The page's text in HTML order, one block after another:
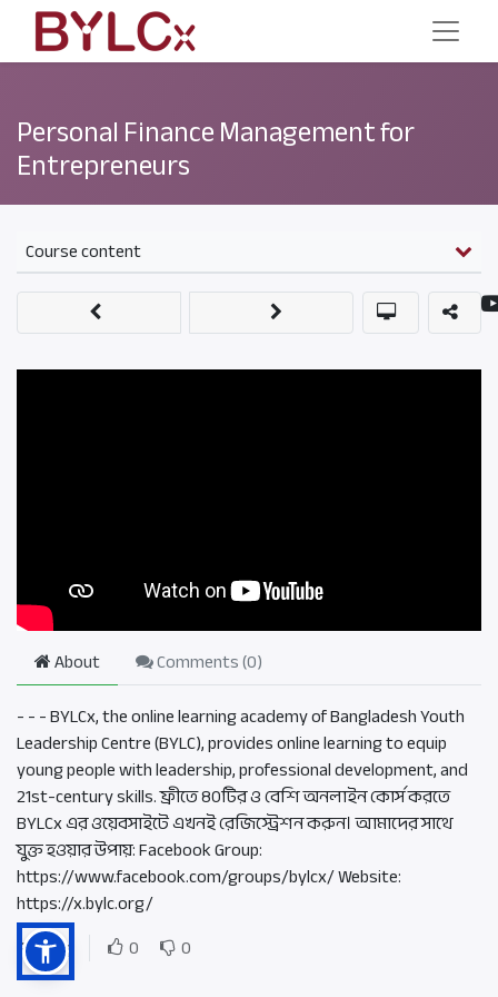
Personal Finance Management for
Entrepreneurs
Course content
About Comments (0)
- - - BYLCx, the online learning academy of Bangladesh Youth
Leadership Centre (BYLC), provides online learning to equip
young people with leadership, professional development, and
21st-century skills. ফ্রীতে ৪০টির ও বেশি অনলাইন কোর্স করতে
BYLCx এর ওয়েবসাইটে এখনই রেজিস্ট্রেশন করুন। আমাদের সাথে
যুক্ত হওয়ার উপায়: Facebook Group:
https://www.facebook.com/groups/bylcx/ Website:
https://x.bylc.org/
Rating
0 0